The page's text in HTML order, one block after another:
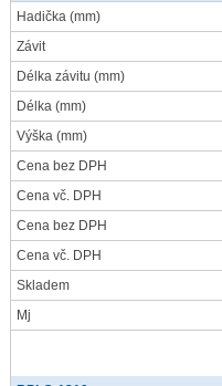
Hadička (mm)
Závit
Délka závitu (mm)
Délka (mm)
Výška (mm)
Cena bez DPH
Cena vč. DPH
Cena bez DPH
Cena vč. DPH
Skladem
Mj